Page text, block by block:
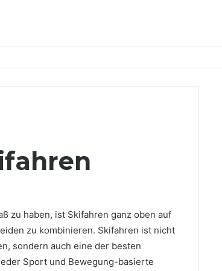
zu haben, ist Skifahren ganz oben auf
zu kombinieren. Skifahren ist nicht
sondern auch eine der besten
Sport und Bewegung-basierte